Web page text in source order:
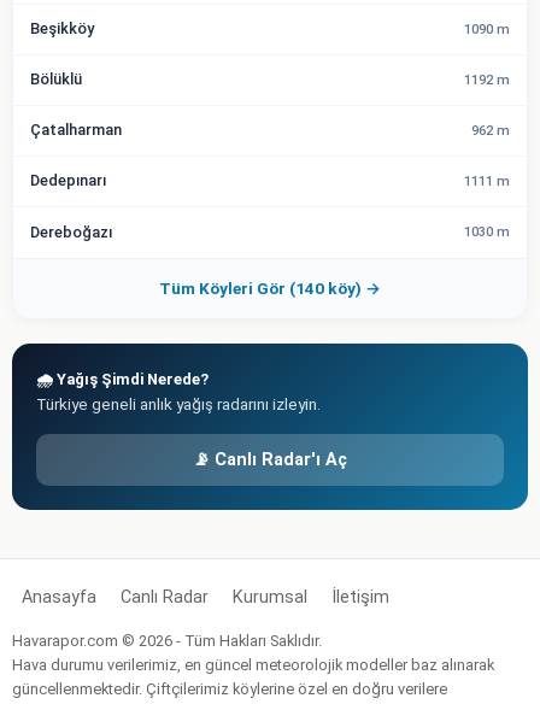
Beşikköy 1090 m
Bölüklü 1192 m
Çatalharman 962 m
Dedepınarı 1111 m
Dereboğazı 1030 m
Tüm Köyleri Gör (140 köy) →
🌧️ Yağış Şimdi Nerede?
Türkiye geneli anlık yağış radarını izleyin.
📡 Canlı Radar'ı Aç
Anasayfa Canlı Radar Kurumsal İletişim
Havarapor.com © 2026 - Tüm Hakları Saklıdır.
Hava durumu verilerimiz, en güncel meteorolojik modeller baz alınarak
güncellenmektedir. Çiftçilerimiz köylerine özel en doğru verilere